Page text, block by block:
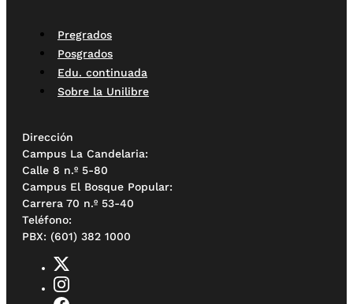
Pregrados
Posgrados
Edu. continuada
Sobre la Unilibre
Dirección
Campus La Candelaria:
Calle 8 n.º 5-80
Campus El Bosque Popular:
Carrera 70 n.º 53-40
Teléfono:
PBX: (601) 382 1000